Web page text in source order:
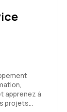
rien de
suivi des
est
apprenez à
projets…